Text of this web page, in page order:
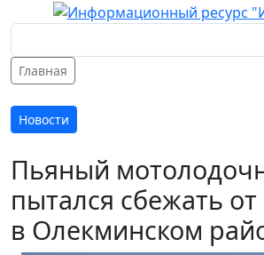
Главная
Новости
Пьяный
пытался сбежать
в Олекминском